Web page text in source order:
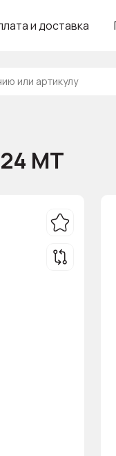
и доставка
MT